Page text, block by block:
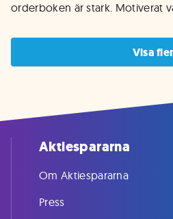
orderboken är stark. Motiverat
Visa fler
Aktiespararna
Om Aktiespararna
Press